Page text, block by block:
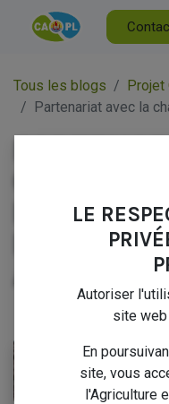
Tous les blogs
Projet
Partenariat avec la chambre
RÉUNION
ARBRE À
15 août 2025 par
LE
Autoriser
site web
En
site, vous
l'Agriculture